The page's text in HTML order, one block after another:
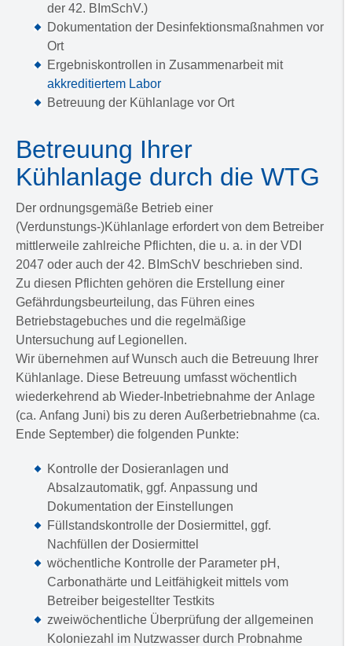
der 42. BImSchV.)
Dokumentation der Desinfektionsmaßnahmen vor
Ort
Ergebniskontrollen in Zusammenarbeit mit
akkreditiertem Labor
Betreuung der Kühlanlage vor Ort
Betreuung Ihrer
Kühlanlage durch die WTG
Der ordnungsgemäße Betrieb einer
(Verdunstungs-)Kühlanlage erfordert von dem Betreiber
mittlerweile zahlreiche Pflichten, die u. a. in der VDI
2047 oder auch der 42. BImSchV beschrieben sind.
Zu diesen Pflichten gehören die Erstellung einer
Gefährdungsbeurteilung, das Führen eines
Betriebstagebuches und die regelmäßige
Untersuchung auf Legionellen.
Wir übernehmen auf Wunsch auch die Betreuung Ihrer
Kühlanlage. Diese Betreuung umfasst wöchentlich
wiederkehrend ab Wieder-Inbetriebnahme der Anlage
(ca. Anfang Juni) bis zu deren Außerbetriebnahme (ca.
Ende September) die folgenden Punkte:
Kontrolle der Dosieranlagen und
Absalzautomatik, ggf. Anpassung und
Dokumentation der Einstellungen
Füllstandskontrolle der Dosiermittel, ggf.
Nachfüllen der Dosiermittel
wöchentliche Kontrolle der Parameter pH,
Carbonathärte und Leitfähigkeit mittels vom
Betreiber beigestellter Testkits
zweiwöchentliche Überprüfung der allgemeinen
Koloniezahl im Nutzwasser durch Probnahme